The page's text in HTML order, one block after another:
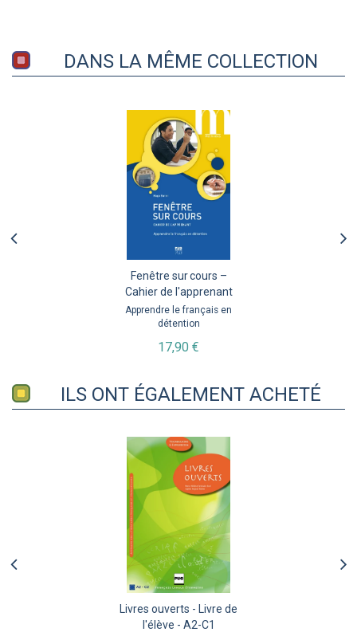
DANS LA MÊME COLLECTION
Fenêtre sur cours –
Cahier de l'apprenant
Apprendre le français en
détention
17,90 €
ILS ONT ÉGALEMENT ACHETÉ
Livres ouverts - Livre de
l'élève - A2-C1